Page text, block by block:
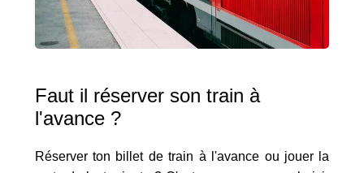
Faut il réserver son train à
l'avance ?
Réserver ton billet de train à l'avance ou jouer la